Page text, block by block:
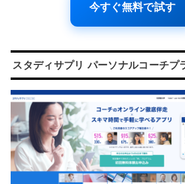
今すぐ無料で試す
スタディサプリ パーソナルコーチプ